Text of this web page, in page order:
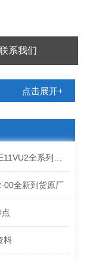
系我们
点击展开+
REXROTH力士乐齿轮泵PGH4-21/025RE11VU2全系列发货原理
00全新到货原厂
料